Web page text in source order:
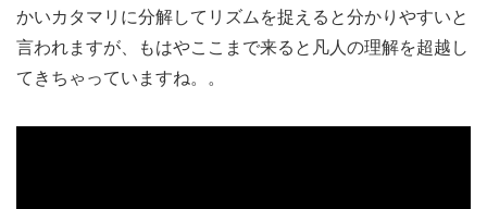
かいカタマリに分解してリズムを捉えると分かりやすいと
言われますが、もはやここまで来ると凡人の理解を超越し
てきちゃっていますね。。